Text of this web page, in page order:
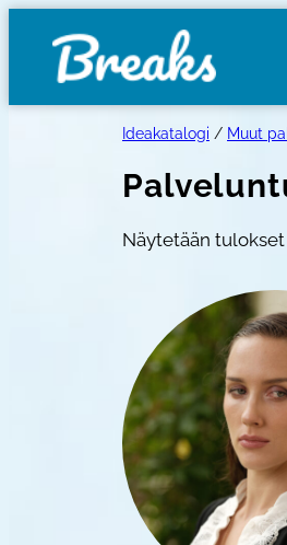
sisältöön
Ideakatalogi / Muut
Näytetään tulokset